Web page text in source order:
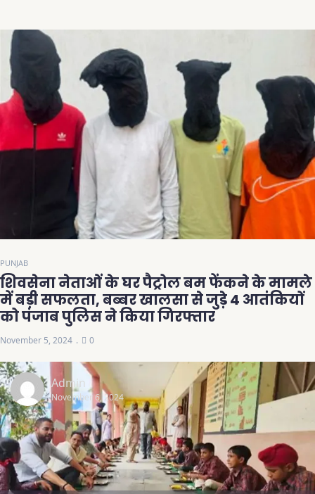
PUNJAB
शिवसेना नेताओं के घर पैट्रोल बम फेंकने के मामले
में बड़ी सफलता, बब्बर खालसा से जुड़े 4 आतंकियों
को पंजाब पुलिस ने किया गिरफ्तार
November 5, 2024 0
Admin
November 6, 2024